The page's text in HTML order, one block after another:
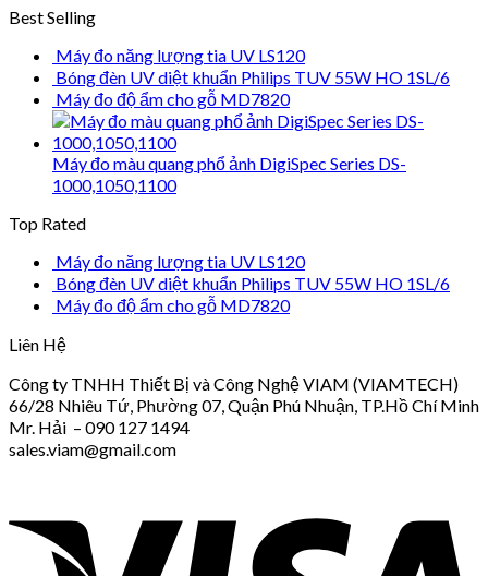
Best Selling
Máy đo năng lượng tia UV LS120
Bóng đèn UV diệt khuẩn Philips TUV 55W HO 1SL/6
Máy đo độ ẩm cho gỗ MD7820
Máy đo màu quang phổ ảnh DigiSpec Series DS-
1000,1050,1100
Top Rated
Máy đo năng lượng tia UV LS120
Bóng đèn UV diệt khuẩn Philips TUV 55W HO 1SL/6
Máy đo độ ẩm cho gỗ MD7820
Liên Hệ
Công ty TNHH Thiết Bị và Công Nghệ VIAM (VIAMTECH)
66/28 Nhiêu Tứ, Phường 07, Quận Phú Nhuận, TP.Hồ Chí Minh
Mr. Hải – 090 127 1494
sales.viam@gmail.com